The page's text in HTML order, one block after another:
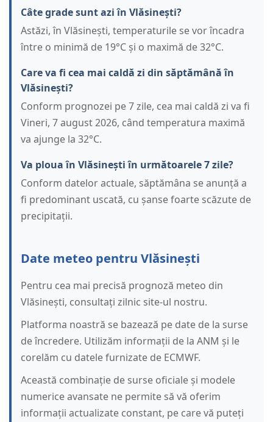
Câte grade sunt azi în Vlăsinești?
Astăzi, în Vlăsinești, temperaturile se vor încadra
între o minimă de 19°C și o maximă de 32°C.
Care va fi cea mai caldă zi din săptămână în
Vlăsinești?
Conform prognozei pe 7 zile, cea mai caldă zi va fi
Vineri, 7 august 2026, când temperatura maximă
va ajunge la 32°C.
Va ploua în Vlăsinești în următoarele 7 zile?
Conform datelor actuale, săptămâna se anunță a
fi predominant uscată, cu șanse foarte scăzute de
precipitații.
Date meteo pentru Vlăsinești
Pentru cea mai precisă prognoză meteo din
Vlăsinești, consultați zilnic site-ul nostru.
Platforma noastră se bazează pe date de la surse
de încredere. Utilizăm informații de la ANM și le
corelăm cu datele furnizate de ECMWF.
Această combinație de surse oficiale și modele
numerice avansate ne permite să vă oferim
informații actualizate constant, pe care vă puteți